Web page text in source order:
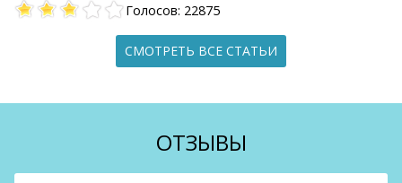
Голосов: 22875
СМОТРЕТЬ ВСЕ СТАТЬИ
ОТЗЫВЫ